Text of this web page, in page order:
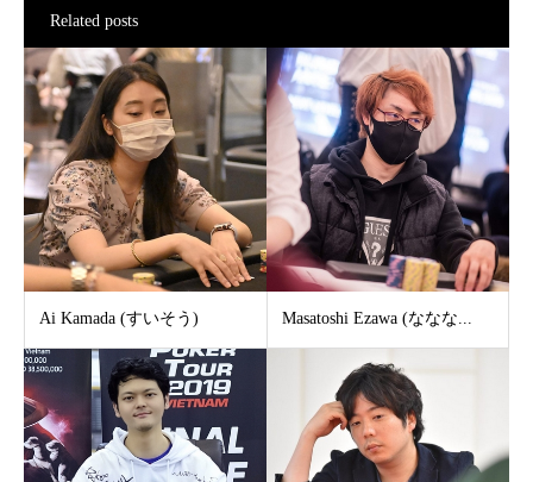
Related posts
Ai Kamada (すいそう) Masatoshi Ezawa (ななな...